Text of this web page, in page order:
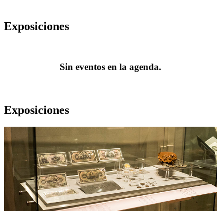
Exposiciones
Sin eventos en la agenda.
Exposiciones